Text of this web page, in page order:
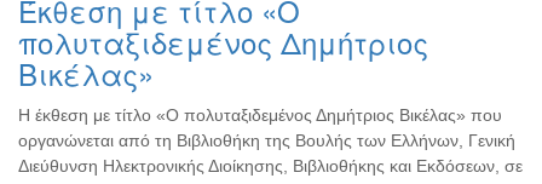
Ζωγραφική
Φωτογραφία
Τραγούδι
Μουσική
Κινηματογράφος
Έκθεση με τίτλο «Ο
πολυταξιδεμένος Δημήτριος
Βικέλας»
Η έκθεση με τίτλο «Ο πολυταξιδεμένος Δημήτριος Βικέλας» που
οργανώνεται από τη Βιβλιοθήκη της Βουλής των Ελλήνων, Γενική
Διεύθυνση Ηλεκτρονικής Διοίκησης, Βιβλιοθήκης και Εκδόσεων, σε